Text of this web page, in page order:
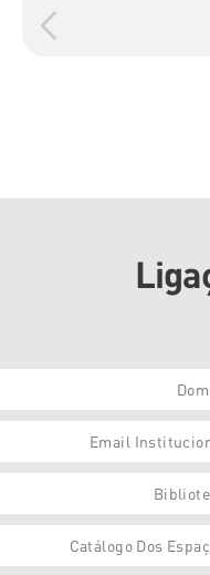
Email
Catálogo Dos